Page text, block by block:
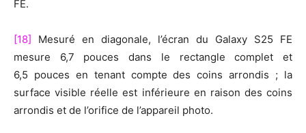
FE.
[18] Mesuré en diagonale, l’écran du Galaxy S25 FE
mesure 6,7 pouces dans le rectangle complet et
6,5 pouces en tenant compte des coins arrondis ; la
surface visible réelle est inférieure en raison des coins
arrondis et de l’orifice de l’appareil photo.